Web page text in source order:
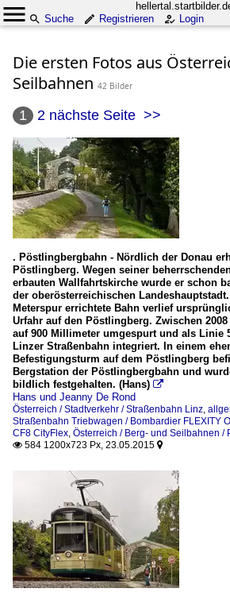
Suche
Registrieren Login
Die ersten Fotos aus
Seilbahnen 42 Bilder
1 2 nächste Seite >>
. Pöstlingbergbahn - Nördlich der Donau
Pöstlingberg. Wegen seiner
erbauten Wallfahrtskirche wurde er schon
der oberösterreichischen
Meterspur errichtete Bahn verlief
Urfahr auf den Pöstlingberg. Zwischen
auf 900 Millimeter umgespurt und als Linie
Linzer Straßenbahn integriert. In einem
Befestigungsturm auf dem Pöstlingberg
Bergstation der Pöstlingbergbahn und
bildlich festgehalten. (Hans) 
Hans und Jeanny De Rond
Österreich / Stadtverkehr / Straßenbahn Linz,
Straßenbahn Triebwagen / Bombardier FLEXITY
CF8 CityFlex, Österreich / Berg- und Seilbahnen /
 584 1200x723 Px, 23.05.2015 